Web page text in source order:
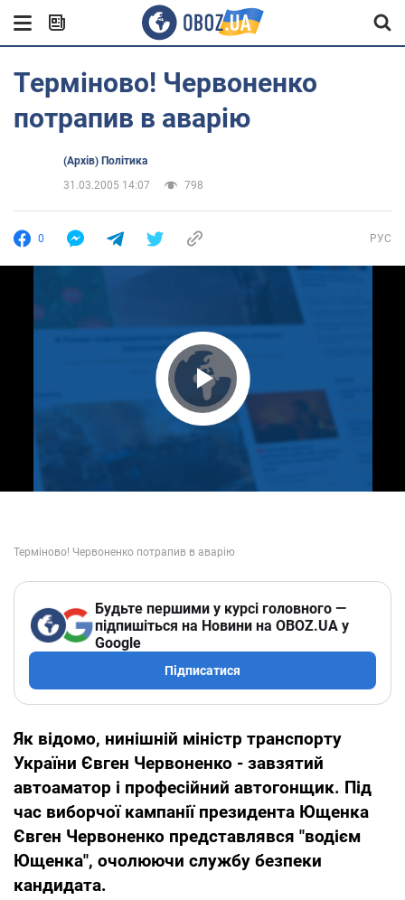
Терміново! Червоненко
потрапив в аварію
(Архів) Політика
31.03.2005 14:07
798
0 РУС
Play Video
Будьте першими у курсі головного —
підпишіться на Новини на OBOZ.UA у
Google
Підписатися
Як відомо, нинішній міністр транспорту
України Євген Червоненко - завзятий
автоаматор і професійний автогонщик. Під
час виборчої кампанії президента Ющенка
Євген Червоненко представлявся "водієм
Ющенка", очолюючи службу безпеки
кандидата.